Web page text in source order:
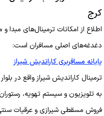
کرج
اطلاع از امکانات ترمینال‌های
دغدغه‌های اصلی مسافران است:
پایانه مسافربری کاراندیش شیراز
ترمینال کاراندیش شیراز واقع در
به تلویزیون و سیستم تهویه،
فروش مسقطی شیرازی و عرقیات